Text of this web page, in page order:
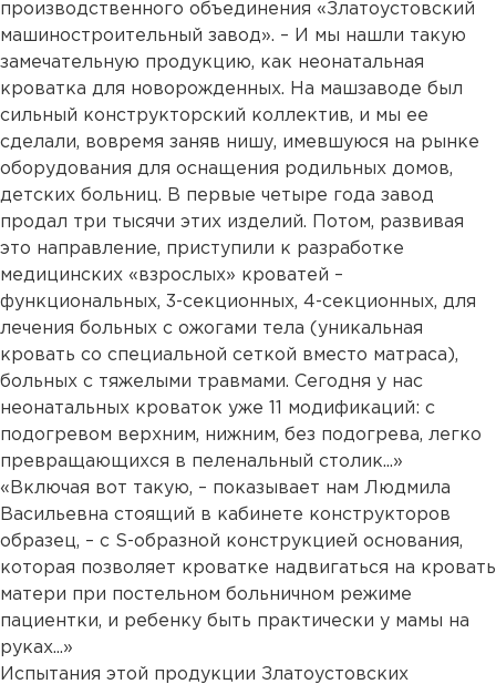
производственного объединения «Златоустовский
машиностроительный завод». – И мы нашли такую
замечательную продукцию, как неонатальная
кроватка для новорожденных. На машзаводе был
сильный конструкторский коллектив, и мы ее
сделали, вовремя заняв нишу, имевшуюся на рынке
оборудования для оснащения родильных домов,
детских больниц. В первые четыре года завод
продал три тысячи этих изделий. Потом, развивая
это направление, приступили к разработке
медицинских «взрослых» кроватей –
функциональных, 3-секционных, 4-секционных, для
лечения больных с ожогами тела (уникальная
кровать со специальной сеткой вместо матраса),
больных с тяжелыми травмами. Сегодня у нас
неонатальных кроваток уже 11 модификаций: с
подогревом верхним, нижним, без подогрева, легко
превращающихся в пеленальный столик...»
«Включая вот такую, – показывает нам Людмила
Васильевна стоящий в кабинете конструкторов
образец, – с S-образной конструкцией основания,
которая позволяет кроватке надвигаться на кровать
матери при постельном больничном режиме
пациентки, и ребенку быть практически у мамы на
руках...»
Испытания этой продукции Златоустовских